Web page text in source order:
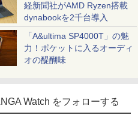
経新聞社がAMD Ryzen搭載
dynabookを2千台導入
「A&ultima SP4000T」の魅
力！ポケットに入るオーディ
オの醍醐味
Watch をフォローする